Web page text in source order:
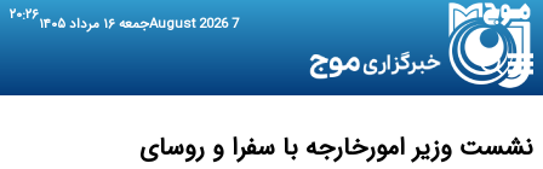
7 August 2026 جمعه ۱۶ مرداد ۱۴۰۵ ۲۰:۲۶
نشست وزیر امورخارجه با سفرا و روسای